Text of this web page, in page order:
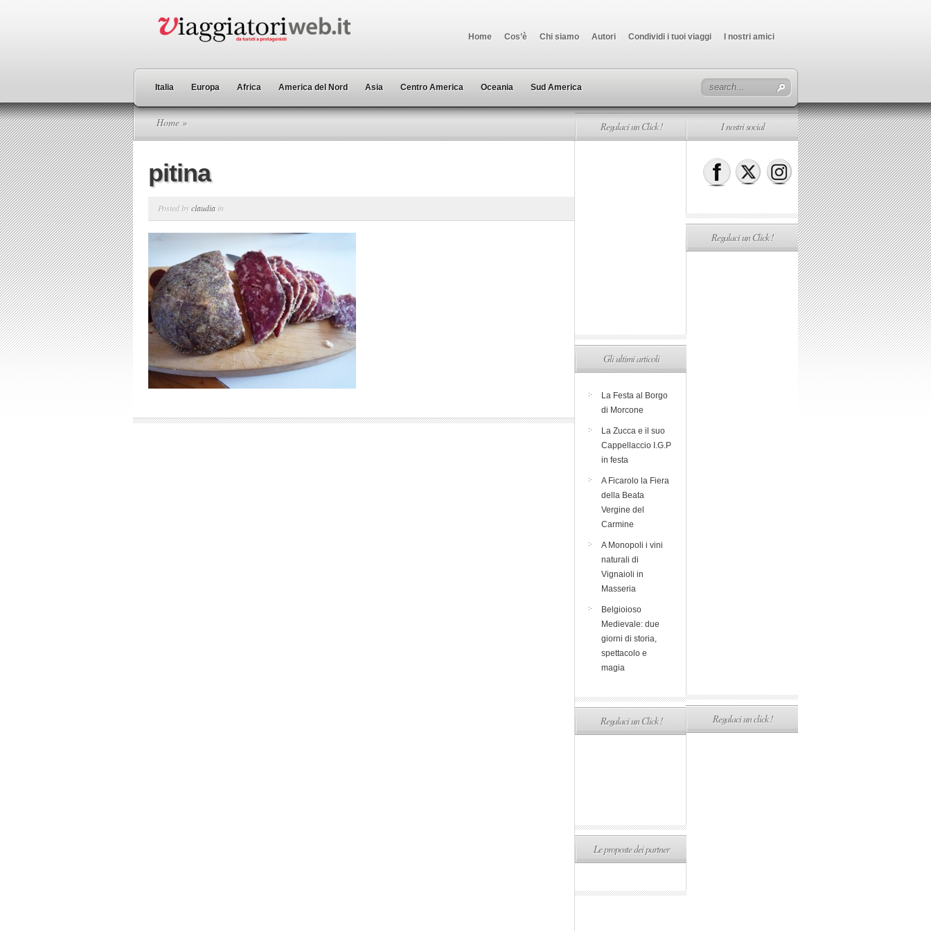
Home Cos’è Chi siamo Autori Condividi i tuoi viaggi I nostri amici
Italia Europa Africa America del Nord Asia Centro America Oceania Sud America
Home »
pitina
Posted byclaudia in
Regalaci un Click !
Gli ultimi articoli
La Festa al Borgo
di Morcone
La Zucca e il suo
Cappellaccio I.G.P
in festa
A Ficarolo la Fiera
della Beata
Vergine del
Carmine
A Monopoli i vini
naturali di
Vignaioli in
Masseria
Belgioioso
Medievale: due
giorni di storia,
spettacolo e
magia
Regalaci un Click !
Le proposte dei partner
I nostri social
Regalaci un Click !
Regalaci un click !